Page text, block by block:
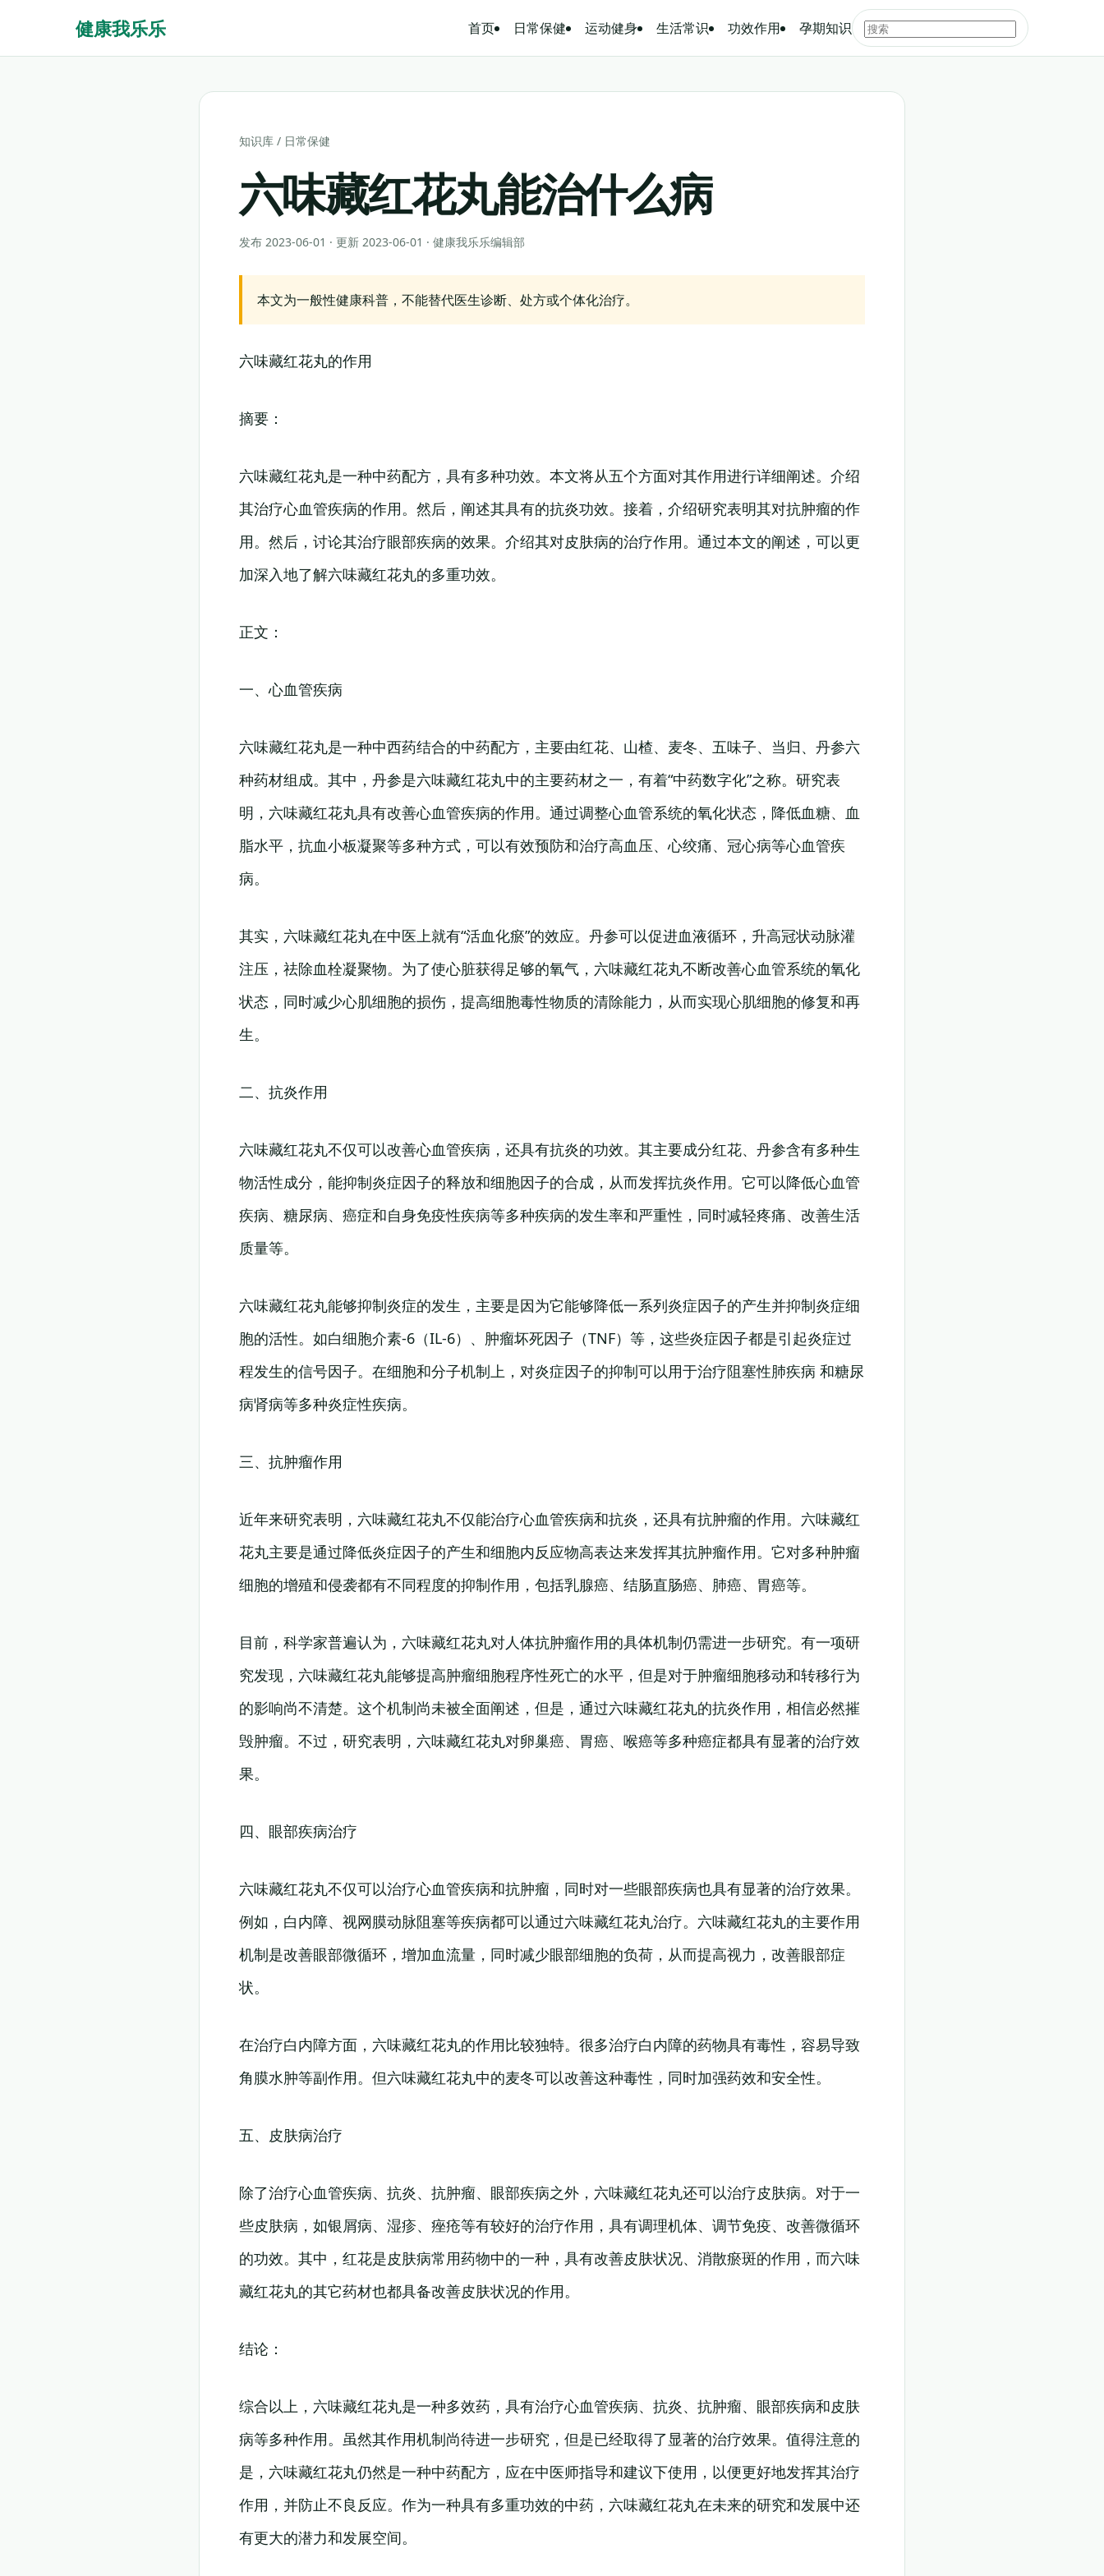
健康我乐乐 首页 日常保健 运动健身 生活常识 功效作用 孕期知识
知识库 / 日常保健
六味藏红花丸能治什么病
发布 2023-06-01 · 更新 2023-06-01 · 健康我乐乐编辑部
本文为一般性健康科普，不能替代医生诊断、处方或个体化治疗。
六味藏红花丸的作用
摘要：
六味藏红花丸是一种中药配方，具有多种功效。本文将从五个方面对其作用进行详细阐述。介绍
其治疗心血管疾病的作用。然后，阐述其具有的抗炎功效。接着，介绍研究表明其对抗肿瘤的作
用。然后，讨论其治疗眼部疾病的效果。介绍其对皮肤病的治疗作用。通过本文的阐述，可以更
加深入地了解六味藏红花丸的多重功效。
正文：
一、心血管疾病
六味藏红花丸是一种中西药结合的中药配方，主要由红花、山楂、麦冬、五味子、当归、丹参六
种药材组成。其中，丹参是六味藏红花丸中的主要药材之一，有着“中药数字化”之称。研究表
明，六味藏红花丸具有改善心血管疾病的作用。通过调整心血管系统的氧化状态，降低血糖、血
脂水平，抗血小板凝聚等多种方式，可以有效预防和治疗高血压、心绞痛、冠心病等心血管疾
病。
其实，六味藏红花丸在中医上就有“活血化瘀”的效应。丹参可以促进血液循环，升高冠状动脉灌
注压，祛除血栓凝聚物。为了使心脏获得足够的氧气，六味藏红花丸不断改善心血管系统的氧化
状态，同时减少心肌细胞的损伤，提高细胞毒性物质的清除能力，从而实现心肌细胞的修复和再
生。
二、抗炎作用
六味藏红花丸不仅可以改善心血管疾病，还具有抗炎的功效。其主要成分红花、丹参含有多种生
物活性成分，能抑制炎症因子的释放和细胞因子的合成，从而发挥抗炎作用。它可以降低心血管
疾病、糖尿病、癌症和自身免疫性疾病等多种疾病的发生率和严重性，同时减轻疼痛、改善生活
质量等。
六味藏红花丸能够抑制炎症的发生，主要是因为它能够降低一系列炎症因子的产生并抑制炎症细
胞的活性。如白细胞介素-6（IL-6）、肿瘤坏死因子（TNF）等，这些炎症因子都是引起炎症过
程发生的信号因子。在细胞和分子机制上，对炎症因子的抑制可以用于治疗阻塞性肺疾病 和糖尿
病肾病等多种炎症性疾病。
三、抗肿瘤作用
近年来研究表明，六味藏红花丸不仅能治疗心血管疾病和抗炎，还具有抗肿瘤的作用。六味藏红
花丸主要是通过降低炎症因子的产生和细胞内反应物高表达来发挥其抗肿瘤作用。它对多种肿瘤
细胞的增殖和侵袭都有不同程度的抑制作用，包括乳腺癌、结肠直肠癌、肺癌、胃癌等。
目前，科学家普遍认为，六味藏红花丸对人体抗肿瘤作用的具体机制仍需进一步研究。有一项研
究发现，六味藏红花丸能够提高肿瘤细胞程序性死亡的水平，但是对于肿瘤细胞移动和转移行为
的影响尚不清楚。这个机制尚未被全面阐述，但是，通过六味藏红花丸的抗炎作用，相信必然摧
毁肿瘤。不过，研究表明，六味藏红花丸对卵巢癌、胃癌、喉癌等多种癌症都具有显著的治疗效
果。
四、眼部疾病治疗
六味藏红花丸不仅可以治疗心血管疾病和抗肿瘤，同时对一些眼部疾病也具有显著的治疗效果。
例如，白内障、视网膜动脉阻塞等疾病都可以通过六味藏红花丸治疗。六味藏红花丸的主要作用
机制是改善眼部微循环，增加血流量，同时减少眼部细胞的负荷，从而提高视力，改善眼部症
状。
在治疗白内障方面，六味藏红花丸的作用比较独特。很多治疗白内障的药物具有毒性，容易导致
角膜水肿等副作用。但六味藏红花丸中的麦冬可以改善这种毒性，同时加强药效和安全性。
五、皮肤病治疗
除了治疗心血管疾病、抗炎、抗肿瘤、眼部疾病之外，六味藏红花丸还可以治疗皮肤病。对于一
些皮肤病，如银屑病、湿疹、痤疮等有较好的治疗作用，具有调理机体、调节免疫、改善微循环
的功效。其中，红花是皮肤病常用药物中的一种，具有改善皮肤状况、消散瘀斑的作用，而六味
藏红花丸的其它药材也都具备改善皮肤状况的作用。
结论：
综合以上，六味藏红花丸是一种多效药，具有治疗心血管疾病、抗炎、抗肿瘤、眼部疾病和皮肤
病等多种作用。虽然其作用机制尚待进一步研究，但是已经取得了显著的治疗效果。值得注意的
是，六味藏红花丸仍然是一种中药配方，应在中医师指导和建议下使用，以便更好地发挥其治疗
作用，并防止不良反应。作为一种具有多重功效的中药，六味藏红花丸在未来的研究和发展中还
有更大的潜力和发展空间。